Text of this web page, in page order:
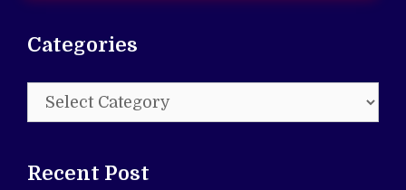
Categories
Categories
Recent Post